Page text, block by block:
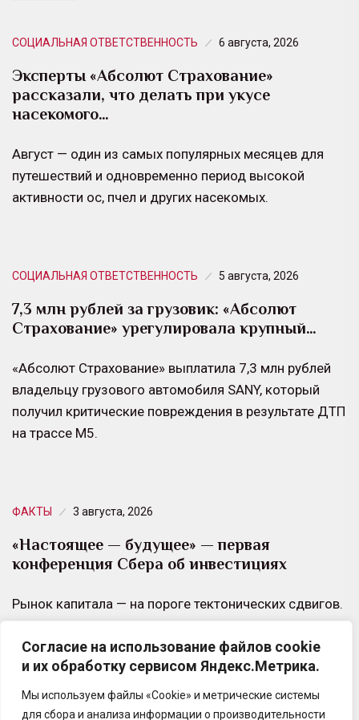
Согласие на использование файлов cookie
и их обработку сервисом Яндекс.Метрика.
Мы используем файлы «Cookie» и метрические системы
для сбора и анализа информации о производительности
СОЦИАЛЬНАЯ ОТВЕТСТВЕННОСТЬ 6 августа, 2026
Эксперты «Абсолют Страхование»
рассказали, что делать при укусе
насекомого…
Август — один из самых популярных месяцев для
путешествий и одновременно период высокой
активности ос, пчел и других насекомых.
СОЦИАЛЬНАЯ ОТВЕТСТВЕННОСТЬ 5 августа, 2026
7,3 млн рублей за грузовик: «Абсолют
Страхование» урегулировала крупный…
«Абсолют Страхование» выплатила 7,3 млн рублей
владельцу грузового автомобиля SANY, который
получил критические повреждения в результате ДТП
на трассе М5.
ФАКТЫ 3 августа, 2026
«Настоящее — будущее» — первая
конференция Cбера об инвестициях
Рынок капитала — на пороге тектонических сдвигов.
Где искать новые точки опоры в эпоху
волатильности и как искусственный интеллект
изменит правила…